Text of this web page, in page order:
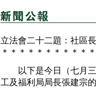
立法會二十二題：社區
＊＊＊＊＊＊＊＊＊＊
以下是今日（七月三
工及福利局局長張建宗